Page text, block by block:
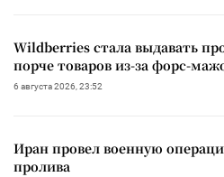
Wildberries стала выдавать
порче товаров из-за форс-
6 августа 2026, 23:52
Иран провел военную
пролива